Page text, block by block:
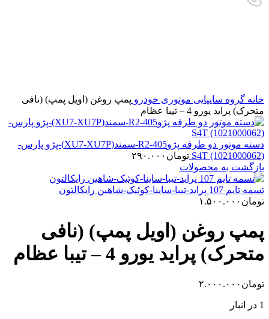
خانه گروه سایپایی موتوری خودرو پمپ روغن (اویل پمپ) (نافی
متحرک) پراید یورو 4 – تیبا عظام
دسته موتور دو طرفه پژو405-R2-سمند(XU7-XU7P)-پژو پارس-
S4T (1021000062) تومان ۲۹۰.۰۰۰
بازگشت به محصولات
تسمه تایم 107 پراید-تیبا-ساینا-کوئیک-شاهین رایکالتون
تومان ۱.۵۰۰.۰۰۰
پمپ روغن (اویل پمپ) (نافی
متحرک) پراید یورو 4 – تیبا عظام
تومان ۲.۰۰۰.۰۰۰
1 در انبار